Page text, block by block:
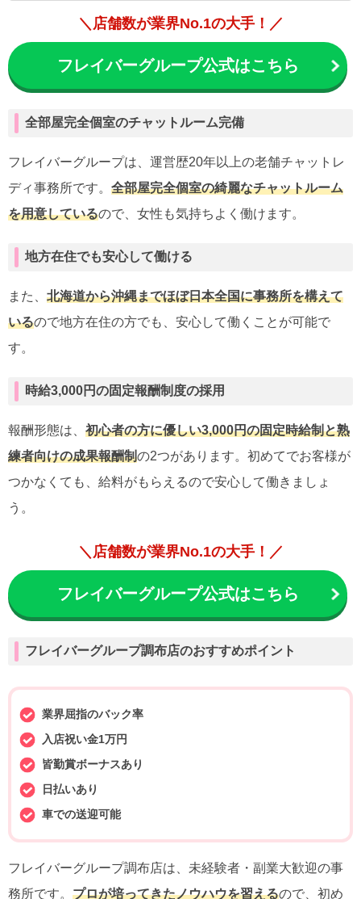
＼店舗数が業界No.1の大手！／
フレイバーグループ公式はこちら
全部屋完全個室のチャットルーム完備
フレイバーグループは、運営歴20年以上の老舗チャットレ
ディ事務所です。 全部屋完全個室の綺麗なチャットルーム
を用意しているので、女性も気持ちよく働けます。
地方在住でも安心して働ける
また、 北海道から沖縄までほぼ日本全国に事務所を構えて
いるので地方在住の方でも、安心して働くことが可能で
す。
時給3,000円の固定報酬制度の採用
報酬形態は、 初心者の方に優しい3,000円の固定時給制と熟
練者向けの成果報酬制の2つがあります。初めてでお客様が
つかなくても、給料がもらえるので安心して働きましょ
う。
＼店舗数が業界No.1の大手！／
フレイバーグループ公式はこちら
フレイバーグループ調布店のおすすめポイント
業界屈指のバック率
入店祝い金1万円
皆勤賞ボーナスあり
日払いあり
車での送迎可能
フレイバーグループ調布店は、未経験者・副業大歓迎の事
務所です。 プロが培ってきたノウハウを習えるので、初め